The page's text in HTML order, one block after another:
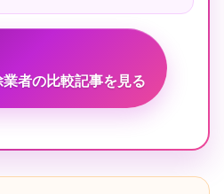
者の比較記事を見る